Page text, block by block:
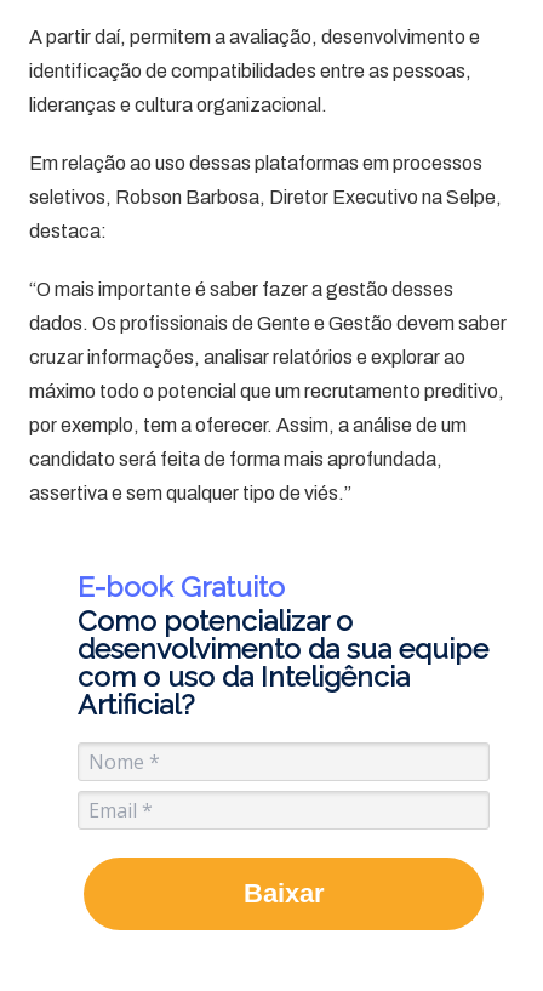
A partir daí, permitem a avaliação, desenvolvimento e
identificação de compatibilidades entre as pessoas,
lideranças e cultura organizacional.
Em relação ao uso dessas plataformas em processos
seletivos, Robson Barbosa, Diretor Executivo na Selpe,
destaca:
“O mais importante é saber fazer a gestão desses
dados. Os profissionais de Gente e Gestão devem saber
cruzar informações, analisar relatórios e explorar ao
máximo todo o potencial que um recrutamento preditivo,
por exemplo, tem a oferecer. Assim, a análise de um
candidato será feita de forma mais aprofundada,
assertiva e sem qualquer tipo de viés.”
E-book Gratuito
Como potencializar o
desenvolvimento da sua equipe
com o uso da Inteligência
Artificial?
Baixar